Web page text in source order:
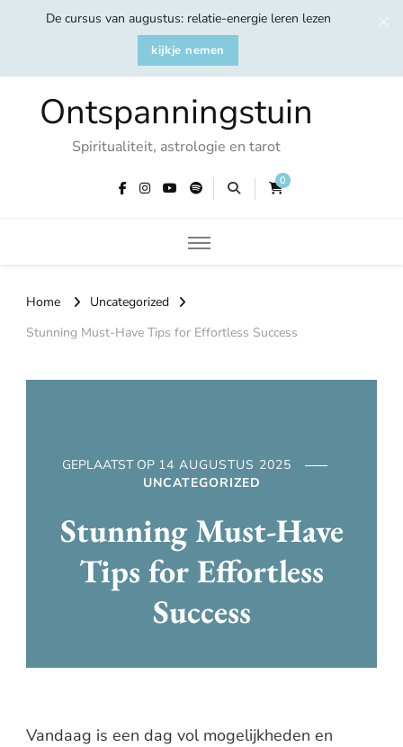
De cursus van augustus: relatie-energie leren lezen
kijkje nemen
Ontspanningstuin
Spiritualiteit, astrologie en tarot
0
Home
Uncategorized
Stunning Must-Have Tips for Effortless Success
GEPLAATST OP 14 AUGUSTUS 2025
UNCATEGORIZED
Stunning Must-Have
Tips for Effortless
Success
Vandaag is een dag vol mogelijkheden en